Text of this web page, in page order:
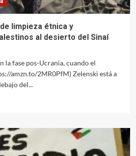
limpieza étnica y
al desierto del Sinaí
la fase pos-Ucrania, cuando el
amzn.to/2MR0PfM) Zelenski está a
del...